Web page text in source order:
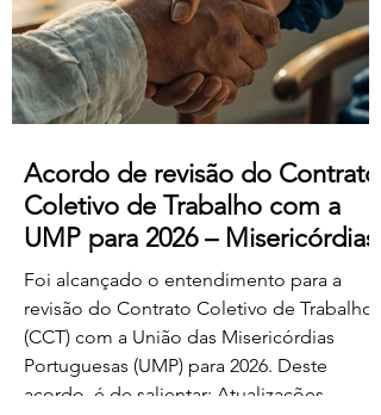
prosseguimento das negociações
relativamente às matérias sobre as quais
subsiste desacordo. Foi es
Acordo de revisão do Contrato
Coletivo de Trabalho com a
UMP para 2026 – Misericórdias
Foi alcançado o entendimento para a
revisão do Contrato Coletivo de Trabalho
(CCT) com a União das Misericórdias
Portuguesas (UMP) para 2026. Deste
acordo, é de salientar: Atualizações